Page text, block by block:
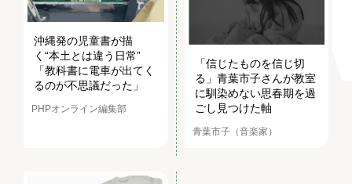
沖縄発の児童書が描
く“本土とは違う日常”
「教科書に電車が出てく
るのが不思議だった」
PHPオンライン編集部
「信じたものを信じ切
る」青葉市子さんが教室
に馴染めない思春期を過
ごし見つけた軸
青葉市子（音楽家）